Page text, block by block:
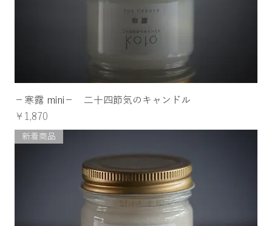
−寒露 mini− 二十四節気のキャンドル
価格
￥1,870
新着商品